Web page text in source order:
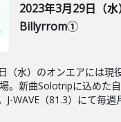
2023年3月29日（水
Billyrrom①
（水）のオンエアには現
。新曲Solotripに込めた
J-WAVE（81.3）にて毎